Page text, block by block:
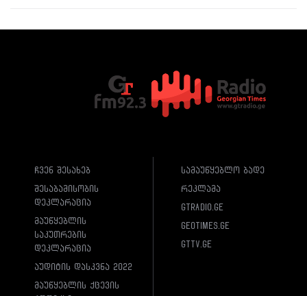
ჩვენ შესახებ
შესაბამისობის
დეკლარაცია
მაუწყებლის
საკუთრების
დეკლარაცია
აუდიტის დასკვნა 2022
მაუწყებლის ქცევის
სამაუწყებლო ბადე
რეკლამა
gtradio.ge
geotimes.ge
gttv.ge